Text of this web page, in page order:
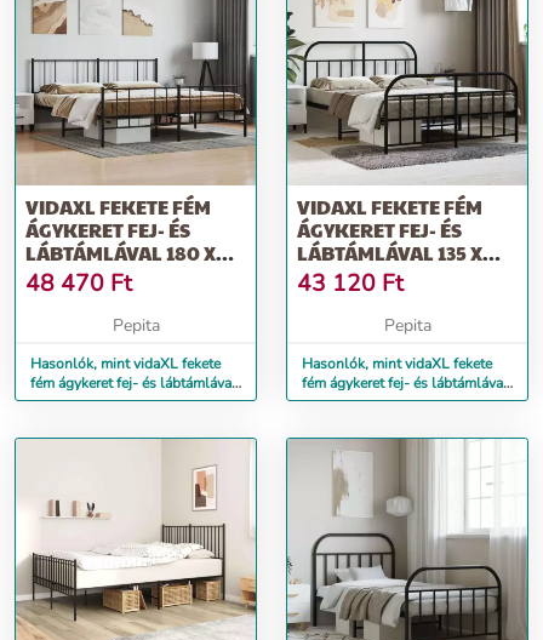
VIDAXL FEKETE FÉM
ÁGYKERET FEJ- ÉS
LÁBTÁMLÁVAL 180 X
200 CM
48 470 Ft
Pepita
Hasonlók, mint vidaXL fekete
fém ágykeret fej- és lábtámlával
180 x 200 cm
VIDAXL FEKETE FÉM
ÁGYKERET FEJ- ÉS
LÁBTÁMLÁVAL 135 X
190 CM
43 120 Ft
Pepita
Hasonlók, mint vidaXL fekete
fém ágykeret fej- és lábtámlával
135 x 190 cm